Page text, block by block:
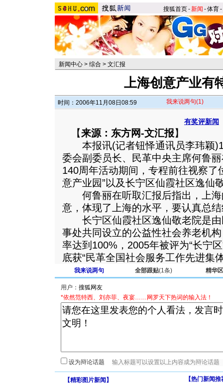
搜狐首页-新闻 -体育-
新闻中心 > 综合 > 文汇报
上海创意产业有
时间：2006年11月08日08:59 我来说两句(1)
有奖评新闻
【来源：东方网-文汇报】
本报讯(记者钮怿通讯员李玮颖
委会副委员长、民革中央主席何鲁
140周年活动期间，专程前往视察了
意产业园”以及长宁区仙霞社区逸仙
何鲁丽在听取汇报后指出，上海
意，体现了上海的水平，要认真总
长宁区仙霞社区逸仙敬老院是由
事处共同设立的公益性社会养老机
率达到100%，2005年被评为“长宁
底获“民革全国社会服务工作先进集
我来说两句 全部跟贴(1条) 精华区
用户：
*依然范特西、刘亦菲、夜宴……网罗天下热词的输入法！
设为辩论话题
【精彩图片新闻 】 【热门新闻